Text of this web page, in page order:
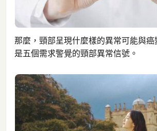
那麼，頸部呈現什麼樣的異常可能與
是五個需求警覺的頸部異常信號。